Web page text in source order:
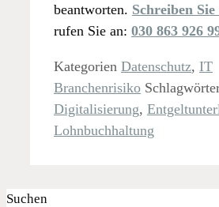
beantworten. Schreiben Sie
rufen Sie an: 030 863 926
Kategorien Datenschutz, IT
Branchenrisiko
Digitalisierung,
Lohnbuchhaltung
Suchen